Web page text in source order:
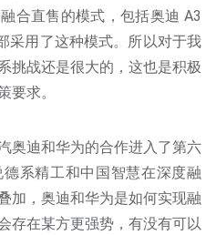
合直售的模式，包括奥迪 A3
采用了这种模式。所以对于我
挑战还是很大的，这也是积极
要求。
奥迪和华为的合作进入了第六
系精工和中国智慧在深度融
加，奥迪和华为是如何实现融
存在某方更强势，有没有可以